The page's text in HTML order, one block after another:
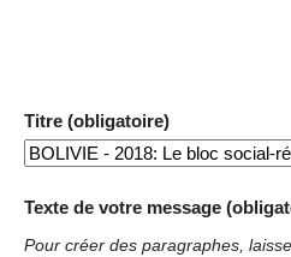
Titre (obligatoire)
Texte de votre message
Pour créer des paragraphes,